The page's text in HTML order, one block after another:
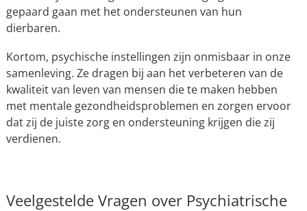
gepaard gaan met het ondersteunen van hun
dierbaren.
Kortom, psychische instellingen zijn onmisbaar in onze
samenleving. Ze dragen bij aan het verbeteren van de
kwaliteit van leven van mensen die te maken hebben
met mentale gezondheidsproblemen en zorgen ervoor
dat zij de juiste zorg en ondersteuning krijgen die zij
verdienen.
Veelgestelde Vragen over Psychiatrische